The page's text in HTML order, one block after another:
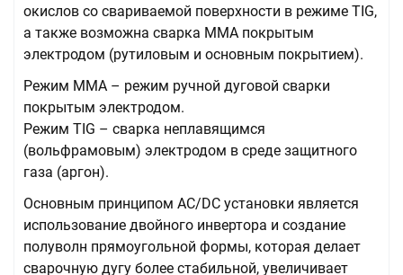
окислов со свариваемой поверхности в режиме TIG,
а также возможна сварка ММА покрытым
электродом (рутиловым и основным покрытием).
Режим ММА – режим ручной дуговой сварки
покрытым электродом.
Режим TIG – сварка неплавящимся
(вольфрамовым) электродом в среде защитного
газа (аргон).
Основным принципом AC/DC установки является
использование двойного инвертора и создание
полуволн прямоугольной формы, которая делает
сварочную дугу более стабильной, увеличивает